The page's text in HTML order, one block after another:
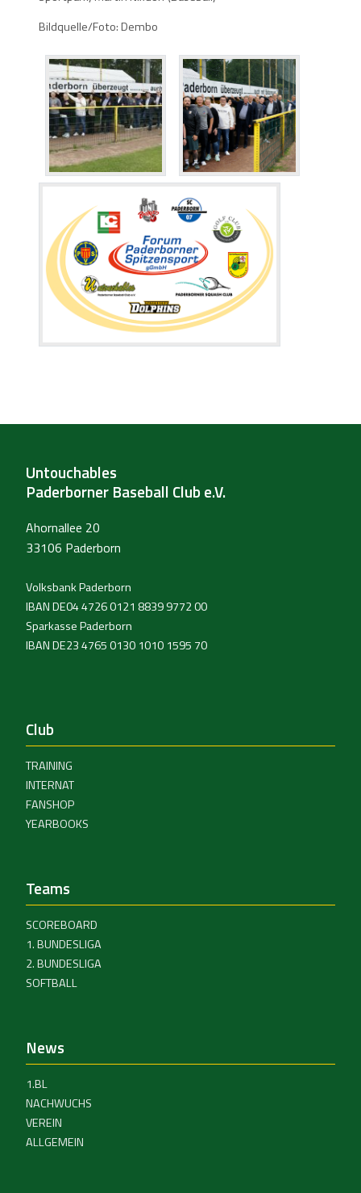
Bildquelle/Foto: Dembo
Untouchables
Paderborner Baseball Club e.V.
Ahornallee 20
33106 Paderborn
Volksbank Paderborn
IBAN DE04 4726 0121 8839 9772 00
Sparkasse Paderborn
IBAN DE23 4765 0130 1010 1595 70
Club
TRAINING
INTERNAT
FANSHOP
YEARBOOKS
Teams
SCOREBOARD
1. BUNDESLIGA
2. BUNDESLIGA
SOFTBALL
News
1.BL
NACHWUCHS
VEREIN
ALLGEMEIN